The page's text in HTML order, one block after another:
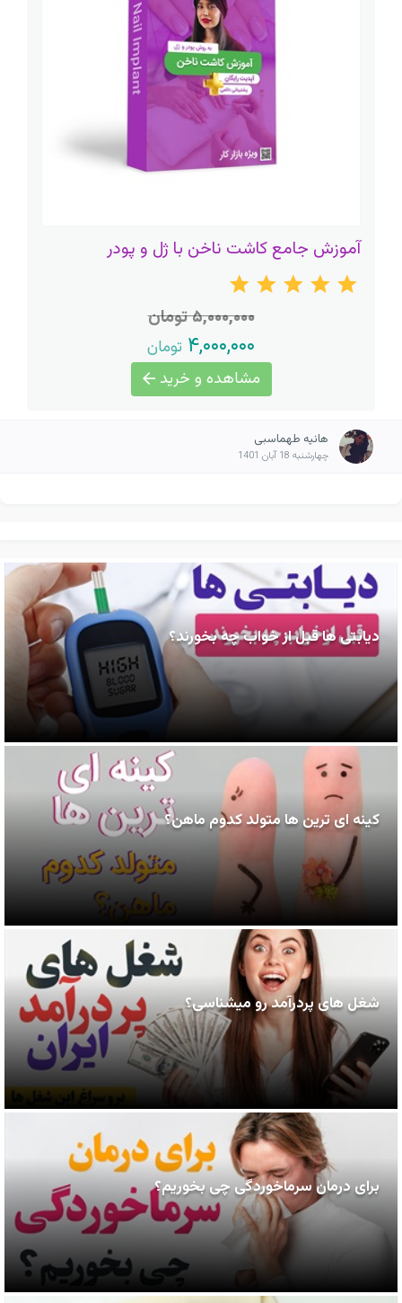
آموزش جامع کاشت ناخن با ژل و پودر
۵,۰۰۰,۰۰۰ تومان
۴,۰۰۰,۰۰۰ تومان
مشاهده و خرید
هانیه طهماسبی
چهارشنبه 18 آبان 1401
دیابتی ها قبل از خواب چه بخورند؟
کینه ای ترین ها متولد کدوم ماهن؟
شغل های پردرآمد رو میشناسی؟
برای درمان سرماخوردگی چی بخوریم؟